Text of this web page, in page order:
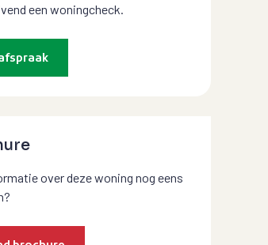
een woningcheck.
over deze woning nog eens